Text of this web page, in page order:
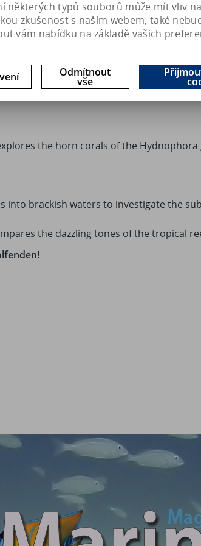
and outlandish frogfishes both in the
aquarium of Italian hobbyist Carlo
the horn corals of the
into brackish waters to investigate the
the dazzling tones of the tropical
některých typů souborů může mít vliv
zkušenost s naším webem, také
vám nabídku na základě vašich
Odmítnout
vše